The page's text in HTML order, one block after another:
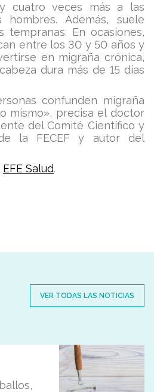
cuatro veces más a las
Además, suele
tempranas. En ocasiones,
entre los 30 y 50 años y
en migraña crónica,
dura más de 15 días
confunden migraña
mismo», precisa el doctor
del Comité Científico y
la FECEF y autor del
EFE Salud.
VER TODAS LAS NOTICIAS